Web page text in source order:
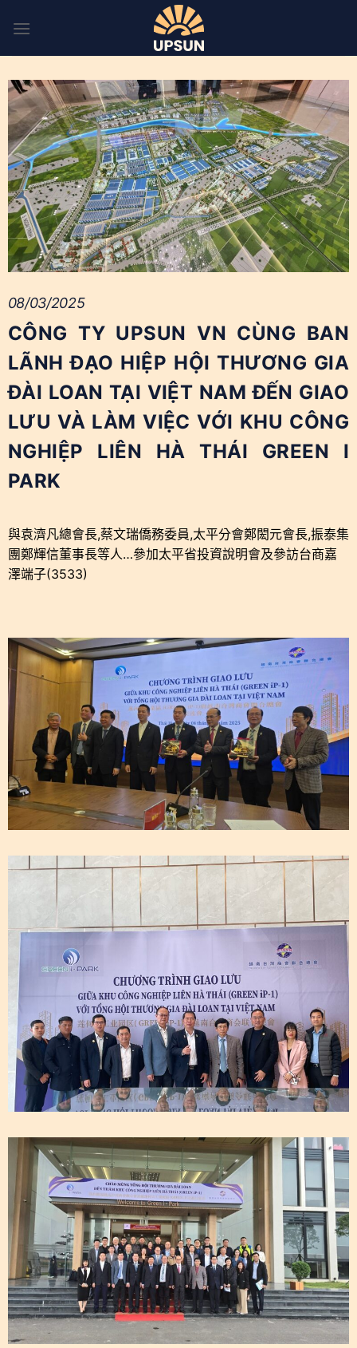
08/03/2025
CÔNG TY UPSUN VN CÙNG BAN
LÃNH ĐẠO HIỆP HỘI THƯƠNG GIA
ĐÀI LOAN TẠI VIỆT NAM ĐẾN GIAO
LƯU VÀ LÀM VIỆC VỚI KHU CÔNG
NGHIỆP LIÊN HÀ THÁI GREEN I
PARK
與袁濟凡總會長,蔡文瑞僑務委員,太平分會鄭閎元會長,振泰集
團鄭輝信董事長等人…參加太平省投資說明會及參訪台商嘉
澤端子(3533)